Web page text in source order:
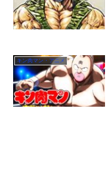
キン肉マン・アニメ